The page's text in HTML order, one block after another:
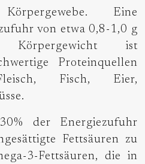
Eine
von etwa 0,8-1,0 g
ist
Proteinquellen
Fisch, Eier,
der Energiezufuhr
Fettsäuren zu
3-Fettsäuren, die in